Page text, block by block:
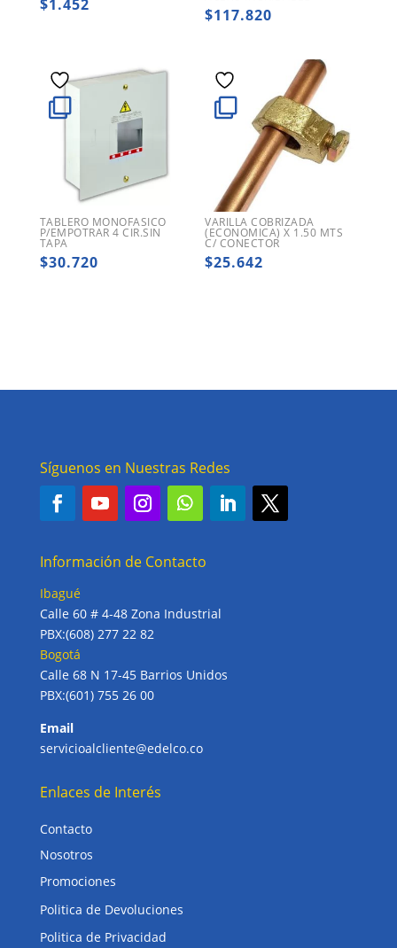
$1.452
$117.820
TABLERO MONOFASICO
P/EMPOTRAR 4 CIR.SIN
TAPA
$30.720
VARILLA COBRIZADA
(ECONOMICA) X 1.50 MTS
C/ CONECTOR
$25.642
Síguenos en Nuestras Redes
Información de Contacto
Ibagué
Calle 60 # 4-48 Zona Industrial
PBX:(608) 277 22 82
Bogotá
Calle 68 N 17-45 Barrios Unidos
PBX:(601) 755 26 00
Email
servicioalcliente@edelco.co
Enlaces de Interés
Contacto
Nosotros
Promociones
Politica de Devoluciones
Politica de Privacidad